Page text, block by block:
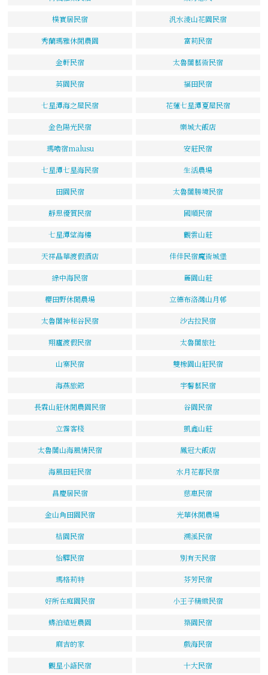
樸實居民宿 汎水淩山花園民宿
秀蘭瑪雅休閒農園 富莉民宿
金軒民宿 太魯閣藝術民宿
英園民宿 福田民宿
七星潭海之屋民宿 花蓮七星潭夏屋民宿
金色陽光民宿 樂城大飯店
瑪嚕宿malusu 安莊民宿
七星潭七星海民宿 生活農場
田園民宿 太魯閣勝境民宿
靜思優質民宿 國順民宿
七星潭望海樓 觀雲山莊
天祥晶華渡假酒店 佳佳民宿魔術城堡
綠中海民宿 麗園山莊
櫻田野休閒農場 立德布洛灣山月邨
太魯閣神秘谷民宿 沙古拉民宿
翔廬渡假民宿 太魯閣旅社
山寨民宿 雙橡園山莊民宿
海燕旅館 宇馨藝民宿
長霖山莊休閒農園民宿 谷園民宿
立霧客棧 凱鑫山莊
太魯閣山海風情民宿 鳳冠大飯店
海風田莊民宿 水月花都民宿
昌慶居民宿 慈惠民宿
金山角田園民宿 光華休閒農場
桔園民宿 溯溪民宿
怡驛民宿 別有天民宿
瑪格莉特 芬芳民宿
好所在庭園民宿 小王子精緻民宿
蝶泊遠近農園 築園民宿
麻吉的家 戲海民宿
觀星小語民宿 十大民宿